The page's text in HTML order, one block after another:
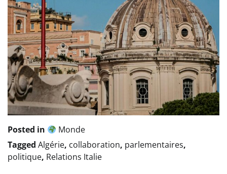
Posted in
Monde
Tagged Algérie, collaboration, parlementaires,
politique, Relations Italie